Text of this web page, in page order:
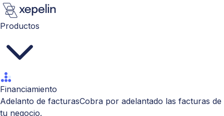
Productos
Financiamiento
Adelanto de facturasCobra por adelantado las facturas de
tu negocio.